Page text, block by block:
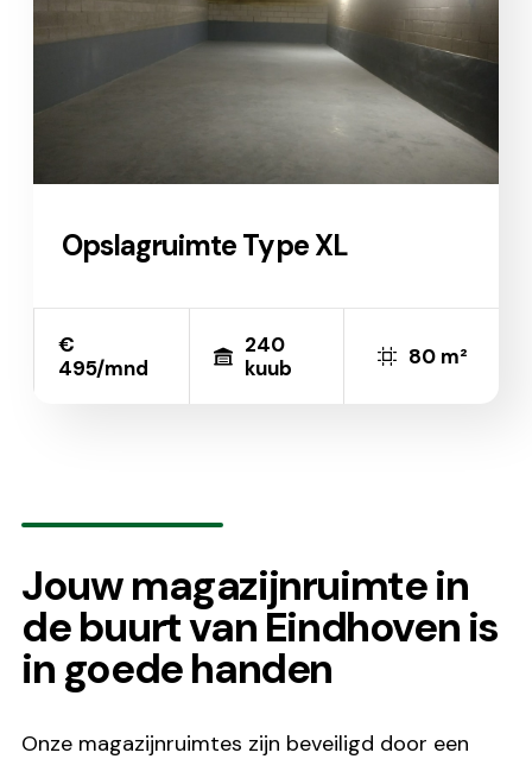
Opslagruimte Type XL
€
495/mnd
240
kuub
80 m²
Jouw magazijnruimte in
de buurt van Eindhoven is
in goede handen
Onze magazijnruimtes zijn beveiligd door een